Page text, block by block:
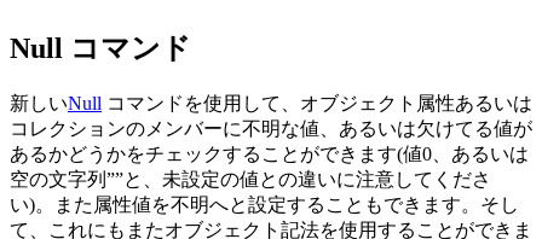
Null コマンド
新しいNull コマンドを使用して、オブジェクト属性あるいは
コレクションのメンバーに不明な値、あるいは欠けてる値が
あるかどうかをチェックすることができます(値0、あるいは
空の文字列””と、未設定の値との違いに注意してくださ
い)。また属性値を不明へと設定することもできます。そし
て、これにもまたオブジェクト記法を使用することができま